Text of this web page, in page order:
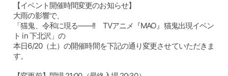
【イベント開催時間変更のお知らせ】
大雨の影響で、
「猫鬼、令和に現る——!! TVアニメ『MAO』猫鬼出現イベン
ト in 下北沢」の
本日6/20（土）の開催時間を下記の通り変更させていただきま
す。